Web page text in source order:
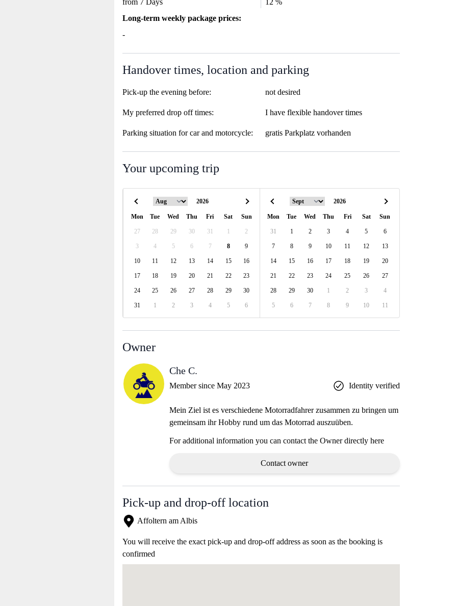
from 7 Days
12 %
Long-term weekly package prices:
-
Handover times, location and parking
Pick-up the evening before: not desired
My preferred drop off times: I have flexible handover times
Parking situation for car and motorcycle: gratis Parkplatz vorhanden
Your upcoming trip
Mon Tue Wed Thu Fri Sat Sun
27 28 29 30 31 1 2
3 4 5 6 7 8 9
10 11 12 13 14 15 16
17 18 19 20 21 22 23
24 25 26 27 28 29 30
31 1 2 3 4 5 6
Mon Tue Wed Thu Fri Sat Sun
31 1 2 3 4 5 6
7 8 9 10 11 12 13
14 15 16 17 18 19 20
21 22 23 24 25 26 27
28 29 30 1 2 3 4
5 6 7 8 9 10 11
Owner
Che C.
Member since May 2023 Identity verified
Mein Ziel ist es verschiedene Motorradfahrer zusammen zu bringen um
gemeinsam ihr Hobby rund um das Motorrad auszuüben.
For additional information you can contact the Owner directly here
Contact owner
Pick-up and drop-off location
Affoltern am Albis
You will receive the exact pick-up and drop-off address as soon as the booking is
confirmed